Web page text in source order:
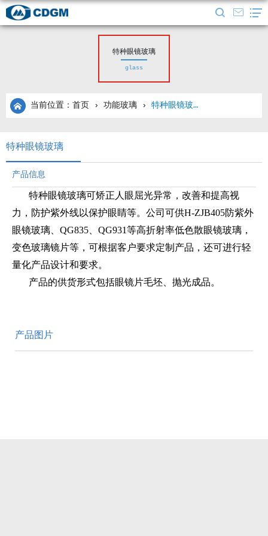
特种眼镜玻璃
glass
当前位置：首页 › 功能玻璃 › 特种眼镜玻璃
特种眼镜玻璃
产品信息
特种眼镜玻璃可矫正人眼屈光异常，改善和提高视
力，防护紫外线以保护眼睛等。公司可供H-ZJB405防紫外
眼镜玻璃、QG835、QG931等高折射率低色散眼镜玻璃，
变色玻璃镜片等，可根据客户要求定制产品，还可进行轻
量化产品设计和要求。
产品的供货形式包括眼镜片毛坯、抛光成品。
产品图片